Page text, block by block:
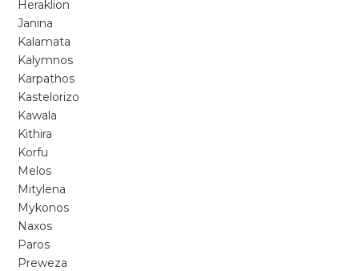
Heraklion
Janina
Kalamata
Kalymnos
Karpathos
Kastelorizo
Kawala
Kithira
Korfu
Melos
Mitylena
Mykonos
Naxos
Paros
Preweza